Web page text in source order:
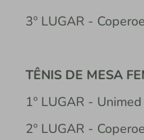
3º LUGAR -
TÊNIS DE MESA
1º LUGAR -
2º LUGAR -